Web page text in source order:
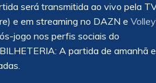
será transmitida ao vivo pela
e em streaming no DAZN e
jogo nos perfis sociais do
A partida de